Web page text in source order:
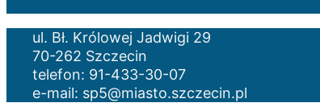
ul. Bł. Królowej Jadwigi 29
70-262 Szczecin
telefon: 91-433-30-07
e-mail: sp5@miasto.szczecin.pl